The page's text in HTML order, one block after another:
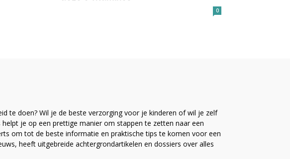
0
te doen? Wil je de beste verzorging voor je kinderen of wil je zelf
je op een prettige manier om stappen te zetten naar een
om tot de beste informatie en praktische tips te komen voor een
heeft uitgebreide achtergrondartikelen en dossiers over alles